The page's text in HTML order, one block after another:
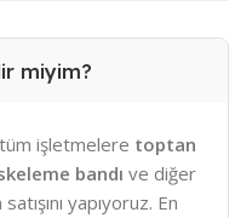
miyim?
işletmelere toptan
bandı ve diğer
yapıyoruz. En